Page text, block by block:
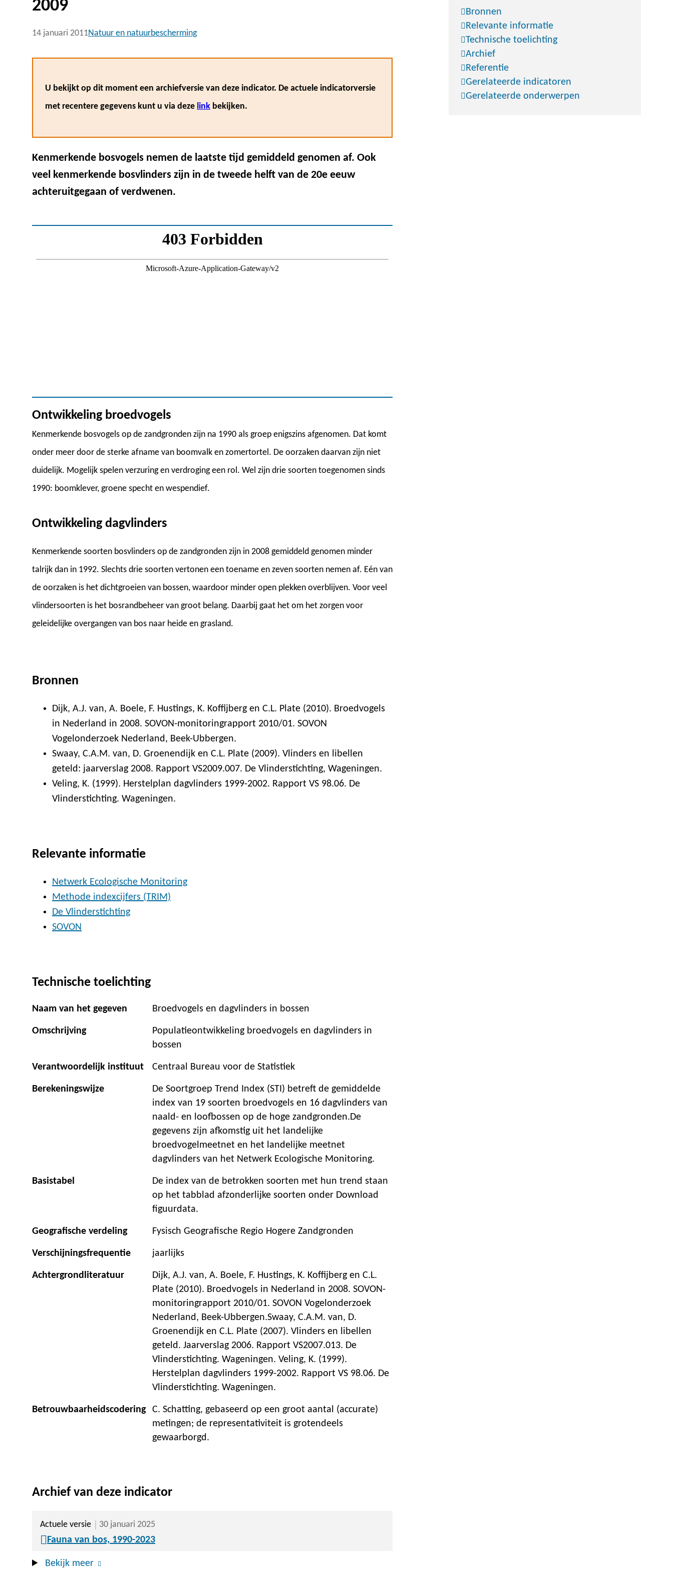
2009
14 januari 2011Natuur en natuurbescherming
Bronnen
Relevante informatie
Technische toelichting
Archief
Referentie
Gerelateerde indicatoren
Gerelateerde onderwerpen
U bekijkt op dit moment een archiefversie van deze indicator. De actuele indicatorversie
met recentere gegevens kunt u via deze link bekijken.
Kenmerkende bosvogels nemen de laatste tijd gemiddeld genomen af. Ook
veel kenmerkende bosvlinders zijn in de tweede helft van de 20e eeuw
achteruitgegaan of verdwenen.
Ontwikkeling broedvogels
Kenmerkende bosvogels op de zandgronden zijn na 1990 als groep enigszins afgenomen. Dat komt
onder meer door de sterke afname van boomvalk en zomertortel. De oorzaken daarvan zijn niet
duidelijk. Mogelijk spelen verzuring en verdroging een rol. Wel zijn drie soorten toegenomen sinds
1990: boomklever, groene specht en wespendief.
Ontwikkeling dagvlinders
Kenmerkende soorten bosvlinders op de zandgronden zijn in 2008 gemiddeld genomen minder
talrijk dan in 1992. Slechts drie soorten vertonen een toename en zeven soorten nemen af. Eén van
de oorzaken is het dichtgroeien van bossen, waardoor minder open plekken overblijven. Voor veel
vlindersoorten is het bosrandbeheer van groot belang. Daarbij gaat het om het zorgen voor
geleidelijke overgangen van bos naar heide en grasland.
Bronnen
Dijk, A.J. van, A. Boele, F. Hustings, K. Koffijberg en C.L. Plate (2010). Broedvogels
in Nederland in 2008. SOVON-monitoringrapport 2010/01. SOVON
Vogelonderzoek Nederland, Beek-Ubbergen.
Swaay, C.A.M. van, D. Groenendijk en C.L. Plate (2009). Vlinders en libellen
geteld: jaarverslag 2008. Rapport VS2009.007. De Vlinderstichting, Wageningen.
Veling, K. (1999). Herstelplan dagvlinders 1999-2002. Rapport VS 98.06. De
Vlinderstichting. Wageningen.
Relevante informatie
Netwerk Ecologische Monitoring
Methode indexcijfers (TRIM)
De Vlinderstichting
SOVON
Technische toelichting
Naam van het gegeven Broedvogels en dagvlinders in bossen
Omschrijving
Populatieontwikkeling broedvogels en dagvlinders in
bossen
Verantwoordelijk instituut Centraal Bureau voor de Statistiek
Berekeningswijze
De Soortgroep Trend Index (STI) betreft de gemiddelde
index van 19 soorten broedvogels en 16 dagvlinders van
naald- en loofbossen op de hoge zandgronden.De
gegevens zijn afkomstig uit het landelijke
broedvogelmeetnet en het landelijke meetnet
dagvlinders van het Netwerk Ecologische Monitoring.
Basistabel
De index van de betrokken soorten met hun trend staan
op het tabblad afzonderlijke soorten onder Download
figuurdata.
Geografische verdeling Fysisch Geografische Regio Hogere Zandgronden
Verschijningsfrequentie jaarlijks
Achtergrondliteratuur
Dijk, A.J. van, A. Boele, F. Hustings, K. Koffijberg en C.L.
Plate (2010). Broedvogels in Nederland in 2008. SOVON-
monitoringrapport 2010/01. SOVON Vogelonderzoek
Nederland, Beek-Ubbergen.Swaay, C.A.M. van, D.
Groenendijk en C.L. Plate (2007). Vlinders en libellen
geteld. Jaarverslag 2006. Rapport VS2007.013. De
Vlinderstichting. Wageningen. Veling, K. (1999).
Herstelplan dagvlinders 1999-2002. Rapport VS 98.06. De
Vlinderstichting. Wageningen.
Betrouwbaarheidscodering
C. Schatting, gebaseerd op een groot aantal (accurate)
metingen; de representativiteit is grotendeels
gewaarborgd.
Archief van deze indicator
Actuele versie 30 januari 2025
Fauna van bos, 1990-2023
Bekijk meer